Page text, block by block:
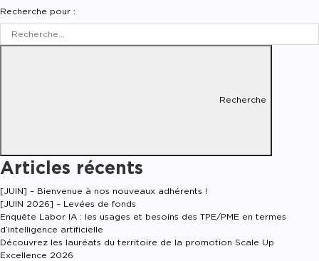
Recherche pour :
Recherche
Articles récents
[JUIN] – Bienvenue à nos nouveaux adhérents !
[JUIN 2026] – Levées de fonds
Enquête Labor IA : les usages et besoins des TPE/PME en termes
d’intelligence artificielle
Découvrez les lauréats du territoire de la promotion Scale Up
Excellence 2026